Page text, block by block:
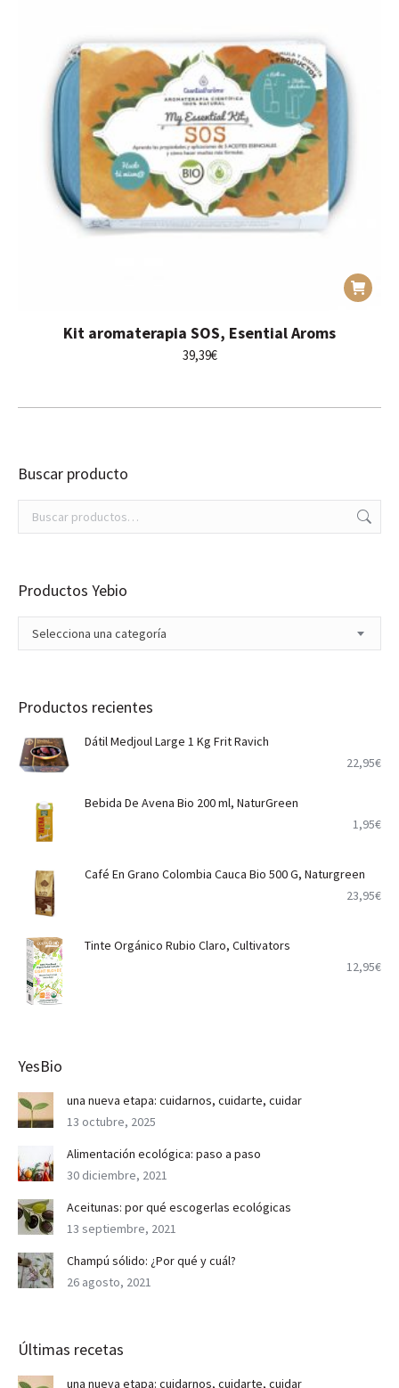
Kit aromaterapia SOS, Esential Aroms
39,39€
Buscar producto
Productos Yebio
Selecciona una categoría
Productos recientes
Dátil Medjoul Large 1 Kg Frit Ravich
22,95€
Bebida De Avena Bio 200 ml, NaturGreen
1,95€
Café En Grano Colombia Cauca Bio 500 G, Naturgreen
23,95€
Tinte Orgánico Rubio Claro, Cultivators
12,95€
YesBio
una nueva etapa: cuidarnos, cuidarte, cuidar
13 octubre, 2025
Alimentación ecológica: paso a paso
30 diciembre, 2021
Aceitunas: por qué escogerlas ecológicas
13 septiembre, 2021
Champú sólido: ¿Por qué y cuál?
26 agosto, 2021
Últimas recetas
una nueva etapa: cuidarnos, cuidarte, cuidar